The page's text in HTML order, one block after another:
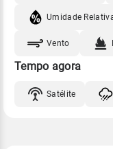
Umidade
Vento
Tempo agora
Satélite